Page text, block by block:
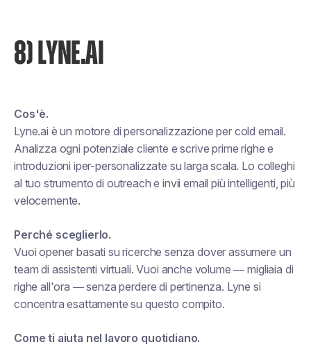
8) LYNE.AI
Cos'è.
Lyne.ai è un motore di personalizzazione per cold email.
Analizza ogni potenziale cliente e scrive prime righe e
introduzioni iper-personalizzate su larga scala. Lo colleghi
al tuo strumento di outreach e invii email più intelligenti, più
velocemente.
Perché sceglierlo.
Vuoi opener basati su ricerche senza dover assumere un
team di assistenti virtuali. Vuoi anche volume — migliaia di
righe all'ora — senza perdere di pertinenza. Lyne si
concentra esattamente su questo compito.
Come ti aiuta nel lavoro quotidiano.